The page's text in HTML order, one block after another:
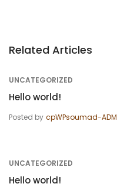
Related Articles
UNCATEGORIZED
Hello world!
Posted by cpWPsoumad-ADM
UNCATEGORIZED
Hello world!